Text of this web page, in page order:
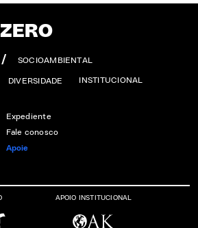
ZERO
SOCIOAMBIENTAL
DIVERSIDADE INSTITUCIONAL
Expediente
Fale conosco
Apoie
APOIO INSTITUCIONAL